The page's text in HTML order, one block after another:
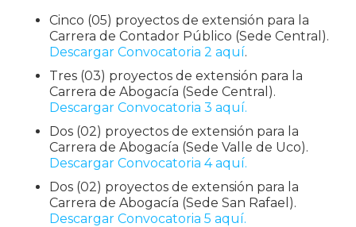
Cinco (05) proyectos de extensión para la
Carrera de Contador Público (Sede Central).
Descargar Convocatoria 2 aquí.
Tres (03) proyectos de extensión para la
Carrera de Abogacía (Sede Central).
Descargar Convocatoria 3 aquí.
Dos (02) proyectos de extensión para la
Carrera de Abogacía (Sede Valle de Uco).
Descargar Convocatoria 4 aquí.
Dos (02) proyectos de extensión para la
Carrera de Abogacía (Sede San Rafael).
Descargar Convocatoria 5 aquí.